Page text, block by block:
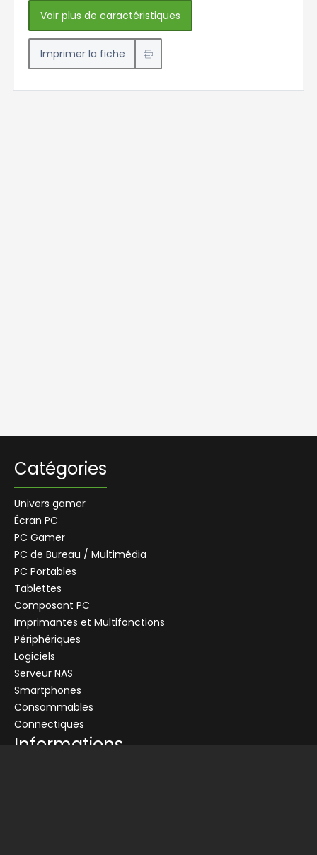
Voir plus de caractéristiques
Imprimer la fiche
Connectez-vous pour voir les informations de ce produit
CENTRALE+
Catégories
Univers gamer
Écran PC
PC Gamer
PC de Bureau / Multimédia
PC Portables
Tablettes
Composant PC
Imprimantes et Multifonctions
Périphériques
Logiciels
Serveur NAS
Smartphones
Consommables
Connectiques
Informations